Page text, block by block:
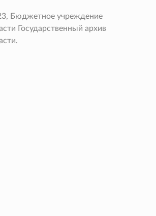
Бюджетное учреждение
Государственный архив